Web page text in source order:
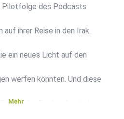
Pilotfolge des Podcasts
ihrer Reise in den Irak.
ein neues Licht auf den
werfen könnten. Und diese
der Recherche, in den
Mehr